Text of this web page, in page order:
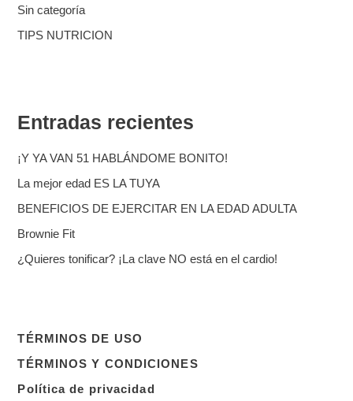
Sin categoría
TIPS NUTRICION
Entradas recientes
¡Y YA VAN 51 HABLÁNDOME BONITO!
La mejor edad ES LA TUYA
BENEFICIOS DE EJERCITAR EN LA EDAD ADULTA
Brownie Fit
¿Quieres tonificar? ¡La clave NO está en el cardio!
TÉRMINOS DE USO
TÉRMINOS Y CONDICIONES
Política de privacidad